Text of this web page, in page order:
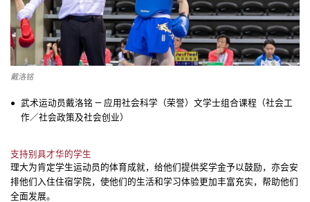
戴洛铭
武术运动员戴洛铭 — 应用社会科学（荣誉）文学士组合课程（社会工
作／社会政策及社会创业）
支持别具才华的学生
理大为肯定学生运动员的体育成就，给他们提供奖学金予以鼓励，亦会安
排他们入住住宿学院，使他们的生活和学习体验更加丰富充实，帮助他们
全面发展。